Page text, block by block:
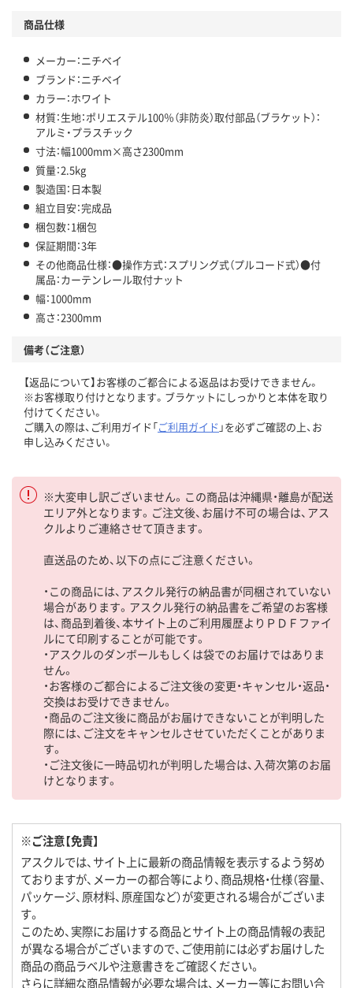
商品仕様
メーカー：ニチベイ
ブランド：ニチベイ
カラー：ホワイト
材質：生地：ポリエステル100％（非防炎）取付部品（ブラケット）：
アルミ・プラスチック
寸法：幅1000mm×高さ2300mm
質量：2.5kg
製造国：日本製
組立目安：完成品
梱包数：1梱包
保証期間：3年
その他商品仕様：●操作方式：スプリング式（プルコード式）●付
属品：カーテンレール取付ナット
幅：1000mm
高さ：2300mm
備考（ご注意）
【返品について】お客様のご都合による返品はお受けできません。
※お客様取り付けとなります。ブラケットにしっかりと本体を取り
付けてください。
ご購入の際は、ご利用ガイド「ご利用ガイド 」を必ずご確認の上、お
申し込みください。
※大変申し訳ございません。この商品は沖縄県・離島が配送
エリア外となります。ご注文後、お届け不可の場合は、アス
クルよりご連絡させて頂きます。
直送品のため、以下の点にご注意ください。
・この商品には、アスクル発行の納品書が同梱されていない
場合があります。アスクル発行の納品書をご希望のお客様
は、商品到着後、本サイト上のご利用履歴よりＰＤＦファイ
ルにて印刷することが可能です。
・アスクルのダンボールもしくは袋でのお届けではありま
せん。
・お客様のご都合によるご注文後の変更・キャンセル・返品・
交換はお受けできません。
・商品のご注文後に商品がお届けできないことが判明した
際には、ご注文をキャンセルさせていただくことがありま
す。
・ご注文後に一時品切れが判明した場合は、入荷次第のお届
けとなります。
※ご注意【免責】
アスクルでは、サイト上に最新の商品情報を表示するよう努め
ておりますが、メーカーの都合等により、商品規格・仕様（容量、
パッケージ、原材料、原産国など）が変更される場合がございま
す。
このため、実際にお届けする商品とサイト上の商品情報の表記
が異なる場合がございますので、ご使用前には必ずお届けした
商品の商品ラベルや注意書きをご確認ください。
さらに詳細な商品情報が必要な場合は、メーカー等にお問い合